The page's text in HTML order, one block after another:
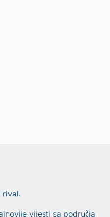
rival.
vijesti sa područja